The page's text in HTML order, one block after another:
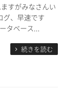
すがみなさんい
グ、早速です
タベース...
続きを読む